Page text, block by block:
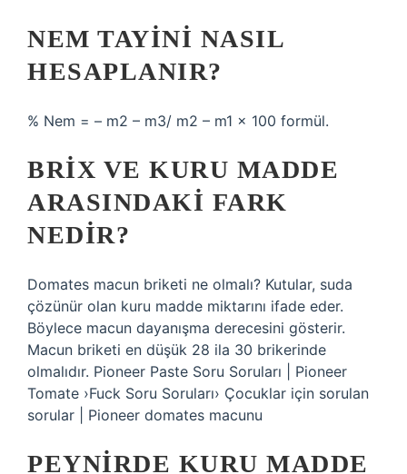
NEM TAYINI NASIL
HESAPLANIR?
% Nem = – m2 – m3/ m2 – m1 x 100 formül.
BRIX VE KURU MADDE
ARASINDAKI FARK
NEDIR?
Domates macun briketi ne olmalı? Kutular, suda
çözünür olan kuru madde miktarını ifade eder.
Böylece macun dayanışma derecesini gösterir.
Macun briketi en düşük 28 ila 30 brikerinde
olmalıdır. Pioneer Paste Soru Soruları | Pioneer
Tomate ›Fuck Soru Soruları› Çocuklar için sorulan
sorular | Pioneer domates macunu
PEYNIRDE KURU MADDE